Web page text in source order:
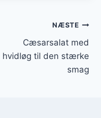
NÆSTE
Cæsarsalat med
hvidløg til den stærke
smag